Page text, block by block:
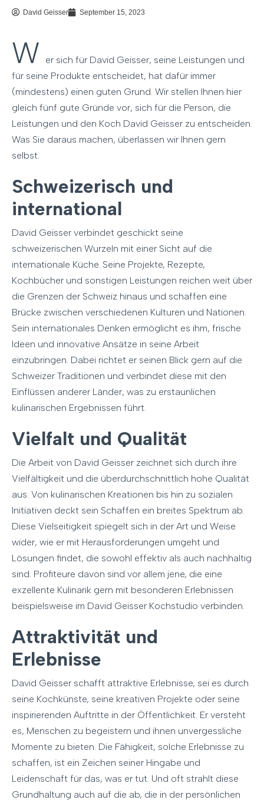
David Geisser September 15, 2023
W
er sich für David Geisser, seine Leistungen und
für seine Produkte entscheidet, hat dafür immer
(mindestens) einen guten Grund. Wir stellen Ihnen hier
gleich fünf gute Gründe vor, sich für die Person, die
Leistungen und den Koch David Geisser zu entscheiden.
Was Sie daraus machen, überlassen wir Ihnen gern
selbst.
Schweizerisch und
international
David Geisser verbindet geschickt seine
schweizerischen Wurzeln mit einer Sicht auf die
internationale Küche. Seine Projekte, Rezepte,
Kochbücher und sonstigen Leistungen reichen weit über
die Grenzen der Schweiz hinaus und schaffen eine
Brücke zwischen verschiedenen Kulturen und Nationen.
Sein internationales Denken ermöglicht es ihm, frische
Ideen und innovative Ansätze in seine Arbeit
einzubringen. Dabei richtet er seinen Blick gern auf die
Schweizer Traditionen und verbindet diese mit den
Einflüssen anderer Länder, was zu erstaunlichen
kulinarischen Ergebnissen führt.
Vielfalt und Qualität
Die Arbeit von David Geisser zeichnet sich durch ihre
Vielfältigkeit und die überdurchschnittlich hohe Qualität
aus. Von kulinarischen Kreationen bis hin zu sozialen
Initiativen deckt sein Schaffen ein breites Spektrum ab.
Diese Vielseitigkeit spiegelt sich in der Art und Weise
wider, wie er mit Herausforderungen umgeht und
Lösungen findet, die sowohl effektiv als auch nachhaltig
sind. Profiteure davon sind vor allem jene, die eine
exzellente Kulinarik gern mit besonderen Erlebnissen
beispielsweise im David Geisser Kochstudio verbinden.
Attraktivität und
Erlebnisse
David Geisser schafft attraktive Erlebnisse, sei es durch
seine Kochkünste, seine kreativen Projekte oder seine
inspirierenden Auftritte in der Öffentlichkeit. Er versteht
es, Menschen zu begeistern und ihnen unvergessliche
Momente zu bieten. Die Fähigkeit, solche Erlebnisse zu
schaffen, ist ein Zeichen seiner Hingabe und
Leidenschaft für das, was er tut. Und oft strahlt diese
Grundhaltung auch auf die ab, die in der persönlichen